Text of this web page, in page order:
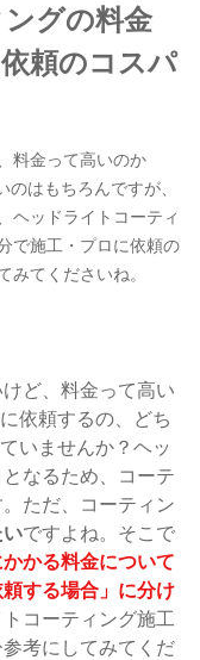
グの料金
頼のコスパ
料金って高いのか
はもちろんですが、
ヘッドライトコーティ
で施工・プロに依頼の
みてくださいね。
ど、料金って高い
依頼するの、どち
いませんか？ヘッ
なるため、コーテ
ただ、コーティン
ですよね。そこで
かる料金について
する場合」に分け
コーティング施工
考にしてみてくだ